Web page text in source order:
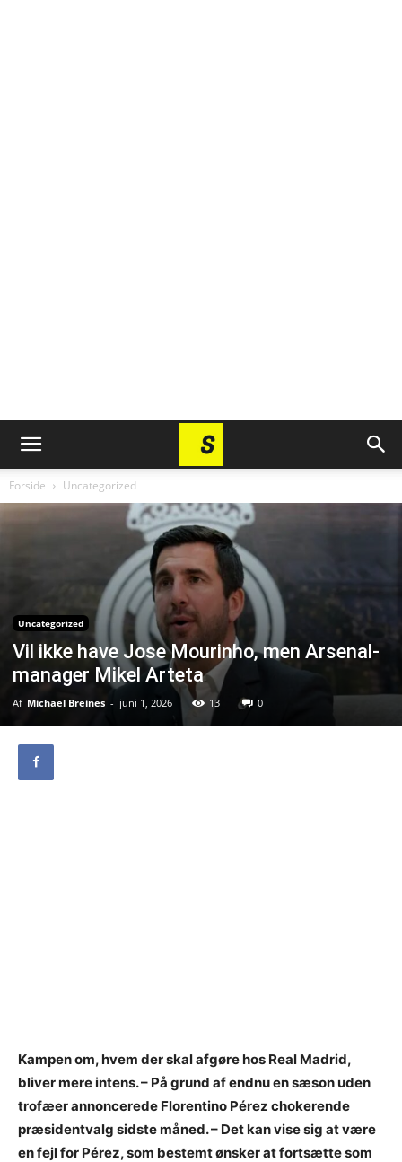
Forside Uncategorized
Uncategorized
Vil ikke have Jose Mourinho, men Arsenal-
manager Mikel Arteta
Af Michael Breines - juni 1, 2026 13 0
Kampen om, hvem der skal afgøre hos Real Madrid,
bliver mere intens. – På grund af endnu en sæson uden
trofæer annoncerede Florentino Pérez chokerende
præsidentvalg sidste måned. – Det kan vise sig at være
en fejl for Pérez, som bestemt ønsker at fortsætte som